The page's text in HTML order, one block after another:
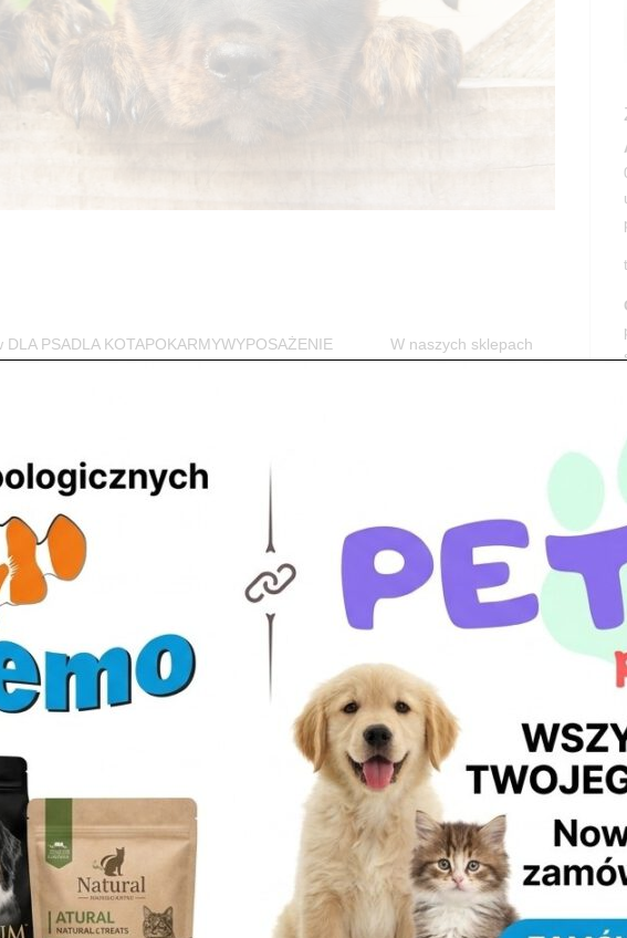
PSADLA KOTAPOKARMYWYPOSAŻENIE W naszych sklepach